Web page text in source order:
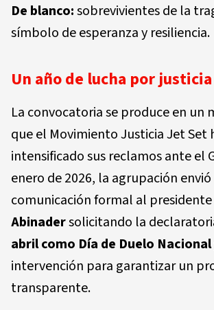
De blanco:sobrevivientes de la
símbolo de esperanza y resiliencia.
Un año de lucha por
La convocatoria se produce en un
que el Movimiento Justicia Jet Set
intensificado sus reclamos ante el
enero de 2026, la agrupación
comunicación formal al presidente
Abinadersolicitando la
abril como Día de Duelo Nacional
intervención para garantizar un
transparente.